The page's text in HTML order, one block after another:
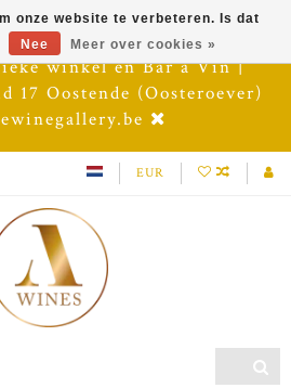
winkel en Bar à Vin |
17 Oostende (Oosteroever)
EUR
onze website te verbeteren. Is dat
Nee Meer over cookies »